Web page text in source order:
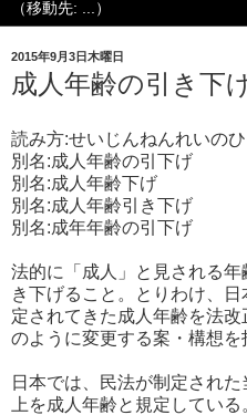
2015年9月3日木曜日
成人年齢の引き下
読み方:せいじんねんれいの
別名:成人年齢の引下げ
別名:成人年齢下げ
別名:成人年齢引き下げ
別名:成年年齢の引下げ
法的に「成人」と見される年
き下げること。とりわけ、
定されてきた成人年齢を法
のように変更する案・構想を
日本では、民法が制定され
上を成人年齢と規定してい